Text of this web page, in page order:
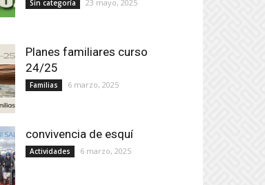
Sin categoría 23 mayo, 2025
Planes familiares curso
24/25
Familias 6 marzo, 2025
convivencia de esquí
Actividades 6 marzo, 2025